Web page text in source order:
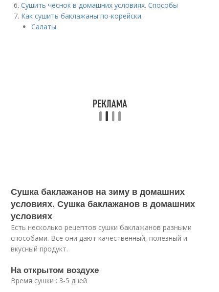
Сушить чеснок в домашних условиях. Способы
Как сушить баклажаны по-корейски.
Салаты
Сушка баклажанов на зиму в домашних
условиях. Сушка баклажанов в домашних
условиях
Есть несколько рецептов сушки баклажанов разными
способами. Все они дают качественный, полезный и
вкусный продукт.
На открытом воздухе
Время сушки : 3-5 дней